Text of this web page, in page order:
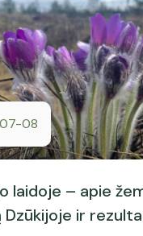
08
laidoje – apie
Dzūkijoje ir